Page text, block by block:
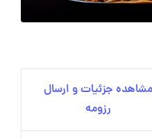
مشاهده جزئیات و ارسال
رزومه